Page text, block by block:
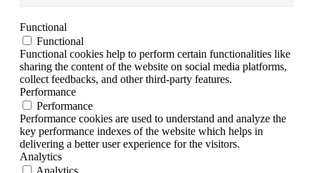
Functional
Functional
Functional cookies help to perform certain functionalities like
sharing the content of the website on social media platforms,
collect feedbacks, and other third-party features.
Performance
Performance
Performance cookies are used to understand and analyze the
key performance indexes of the website which helps in
delivering a better user experience for the visitors.
Analytics
Analytics